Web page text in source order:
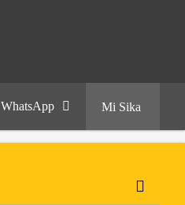
WhatsApp Mi Sika